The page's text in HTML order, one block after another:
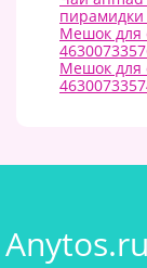
пирамидки
Мешок для
Мешок для
Anytos.ru